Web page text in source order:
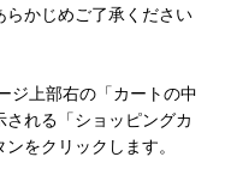
かじめご了承ください
上部右の「カートの中
れる「ショッピングカ
をクリックします。